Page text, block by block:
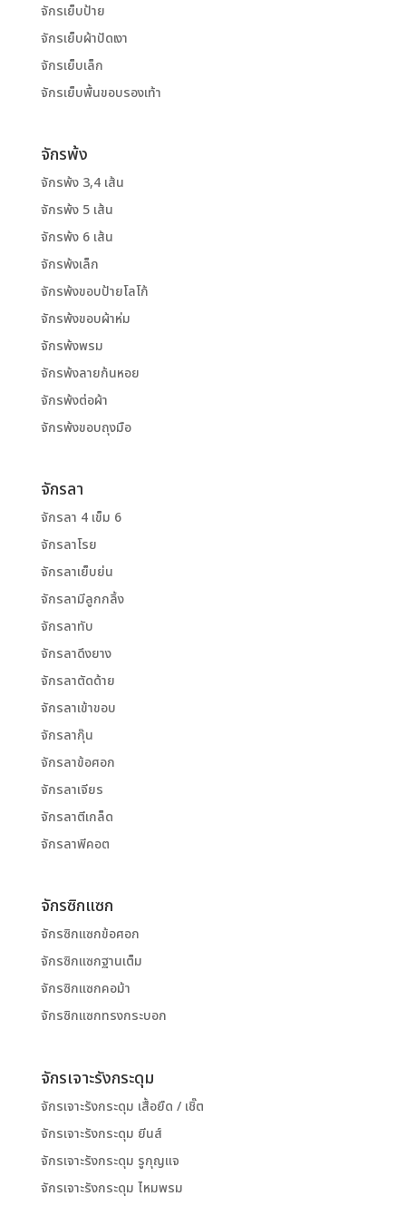
จักรเย็บป้าย
จักรเย็บผ้าปัดเงา
จักรเย็บเล็ก
จักรเย็บพื้นขอบรองเท้า
จักรพ้ง
จักรพ้ง 3,4 เส้น
จักรพ้ง 5 เส้น
จักรพ้ง 6 เส้น
จักรพ้งเล็ก
จักรพ้งขอบป้ายโลโก้
จักรพ้งขอบผ้าห่ม
จักรพ้งพรม
จักรพ้งลายก้นหอย
จักรพ้งต่อผ้า
จักรพ้งขอบถุงมือ
จักรลา
จักรลา 4 เข็ม 6
จักรลาโรย
จักรลาเย็บย่น
จักรลามีลูกกลิ้ง
จักรลาทับ
จักรลาดึงยาง
จักรลาตัดด้าย
จักรลาเข้าขอบ
จักรลากุ๊น
จักรลาข้อศอก
จักรลาเจียร
จักรลาตีเกล็ด
จักรลาพีคอต
จักรซิกแซก
จักรซิกแซกข้อศอก
จักรซิกแซกฐานเต็ม
จักรซิกแซกคอม้า
จักรซิกแซกทรงกระบอก
จักรเจาะรังกระดุม
จักรเจาะรังกระดุม เสื้อยืด / เชิ๊ต
จักรเจาะรังกระดุม ยีนส์
จักรเจาะรังกระดุม รูกุญแจ
จักรเจาะรังกระดุม ไหมพรม